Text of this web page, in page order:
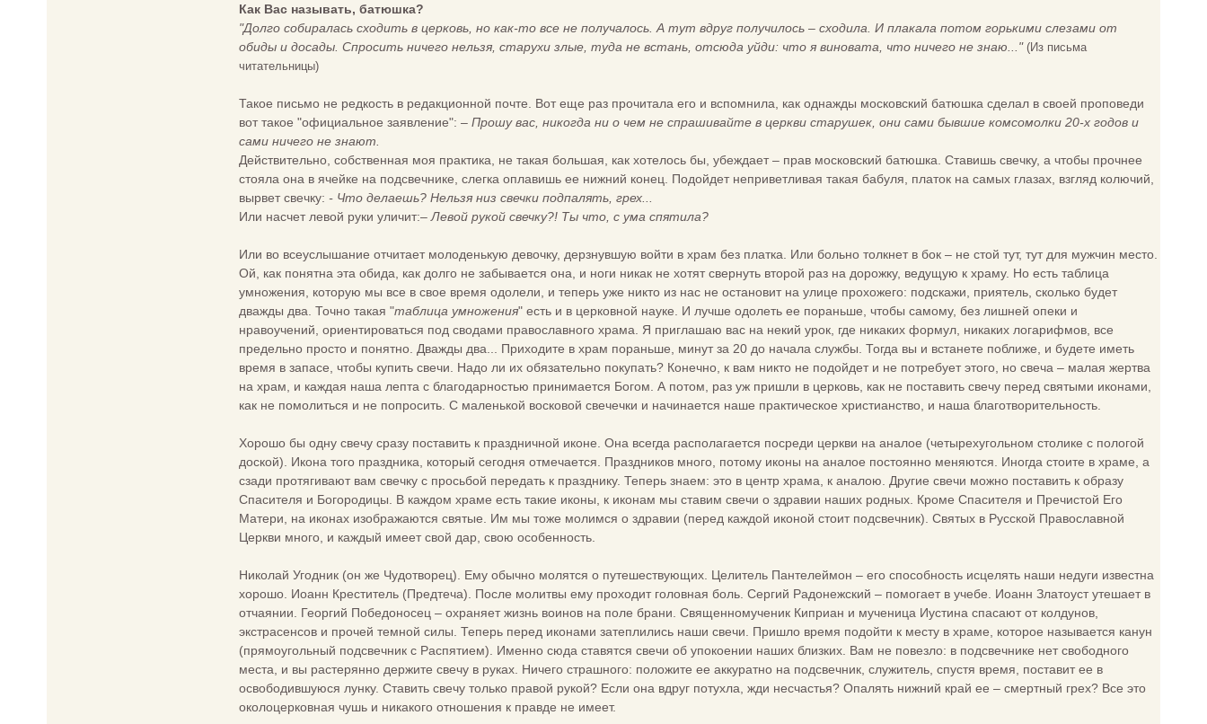
Как Вас называть, батюшка?
"Долго собиралась сходить в церковь, но как-то все не получалось. А тут вдруг получилось – сходила. И плакала потом горькими слезами от
обиды и досады. Спросить ничего нельзя, старухи злые, туда не встань, отсюда уйди: что я виновата, что ничего не знаю..." (Из письма
читательницы)
Такое письмо не редкость в редакционной почте. Вот еще раз прочитала его и вспомнила, как однажды московский батюшка сделал в своей проповеди
вот такое "официальное заявление": – Прошу вас, никогда ни о чем не спрашивайте в церкви старушек, они сами бывшие комсомолки 20-х годов и
сами ничего не знают.
Действительно, собственная моя практика, не такая большая, как хотелось бы, убеждает – прав московский батюшка. Ставишь свечку, а чтобы прочнее
стояла она в ячейке на подсвечнике, слегка оплавишь ее нижний конец. Подойдет неприветливая такая бабуля, платок на самых глазах, взгляд колючий,
вырвет свечку: - Что делаешь? Нельзя низ свечки подпалять, грех...
Или насчет левой руки уличит:– Левой рукой свечку?! Ты что, с ума спятила?
Или во всеуслышание отчитает молоденькую девочку, дерзнувшую войти в храм без платка. Или больно толкнет в бок – не стой тут, тут для мужчин место.
Ой, как понятна эта обида, как долго не забывается она, и ноги никак не хотят свернуть второй раз на дорожку, ведущую к храму. Но есть таблица
умножения, которую мы все в свое время одолели, и теперь уже никто из нас не остановит на улице прохожего: подскажи, приятель, сколько будет
дважды два. Точно такая "таблица умножения" есть и в церковной науке. И лучше одолеть ее пораньше, чтобы самому, без лишней опеки и
нравоучений, ориентироваться под сводами православного храма. Я приглашаю вас на некий урок, где никаких формул, никаких логарифмов, все
предельно просто и понятно. Дважды два... Приходите в храм пораньше, минут за 20 до начала службы. Тогда вы и встанете поближе, и будете иметь
время в запасе, чтобы купить свечи. Надо ли их обязательно покупать? Конечно, к вам никто не подойдет и не потребует этого, но свеча – малая жертва
на храм, и каждая наша лепта с благодарностью принимается Богом. А потом, раз уж пришли в церковь, как не поставить свечу перед святыми иконами,
как не помолиться и не попросить. С маленькой восковой свечечки и начинается наше практическое христианство, и наша благотворительность.
Хорошо бы одну свечу сразу поставить к праздничной иконе. Она всегда располагается посреди церкви на аналое (четырехугольном столике с пологой
доской). Икона того праздника, который сегодня отмечается. Праздников много, потому иконы на аналое постоянно меняются. Иногда стоите в храме, а
сзади протягивают вам свечку с просьбой передать к празднику. Теперь знаем: это в центр храма, к аналою. Другие свечи можно поставить к образу
Спасителя и Богородицы. В каждом храме есть такие иконы, к иконам мы ставим свечи о здравии наших родных. Кроме Спасителя и Пречистой Его
Матери, на иконах изображаются святые. Им мы тоже молимся о здравии (перед каждой иконой стоит подсвечник). Святых в Русской Православной
Церкви много, и каждый имеет свой дар, свою особенность.
Николай Угодник (он же Чудотворец). Ему обычно молятся о путешествующих. Целитель Пантелеймон – его способность исцелять наши недуги известна
хорошо. Иоанн Креститель (Предтеча). После молитвы ему проходит головная боль. Сергий Радонежский – помогает в учебе. Иоанн Златоуст утешает в
отчаянии. Георгий Победоносец – охраняет жизнь воинов на поле брани. Священномученик Киприан и мученица Иустина спасают от колдунов,
экстрасенсов и прочей темной силы. Теперь перед иконами затеплились наши свечи. Пришло время подойти к месту в храме, которое называется канун
(прямоугольный подсвечник с Распятием). Именно сюда ставятся свечи об упокоении наших близких. Вам не повезло: в подсвечнике нет свободного
места, и вы растерянно держите свечу в руках. Ничего страшного: положите ее аккуратно на подсвечник, служитель, спустя время, поставит ее в
освободившуюся лунку. Ставить свечу только правой рукой? Если она вдруг потухла, жди несчастья? Опалять нижний край ее – смертный грех? Все это
околоцерковная чушь и никакого отношения к правде не имеет.